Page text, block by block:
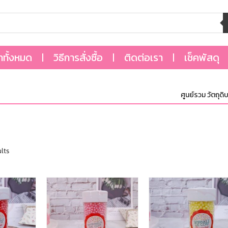
ทั้งหมด วิธีการสั่งซื้อ ติดต่อเรา เช็คพัสดุ
ศูนย์รวม วัตถุดิบ,อุ